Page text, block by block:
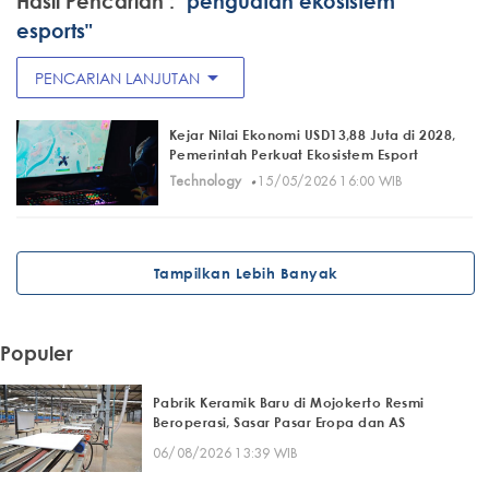
esports"
PENCARIAN LANJUTAN arrow_drop_down
Kejar Nilai Ekonomi USD13,88 Juta di 2028,
Pemerintah Perkuat Ekosistem Esport
Technology
· 15/05/2026 16:00 WIB
Tampilkan Lebih Banyak
Populer
Pabrik Keramik Baru di Mojokerto Resmi
Beroperasi, Sasar Pasar Eropa dan AS
06/08/2026 13:39 WIB